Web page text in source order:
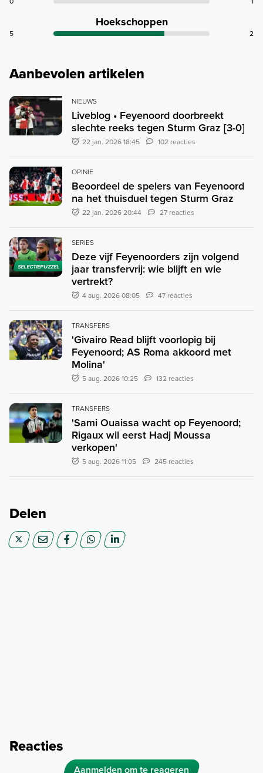
Hoekschoppen
5 2
Aanbevolen artikelen
NIEUWS
Liveblog • Feyenoord doorbreekt
slechte reeks tegen Sturm Graz [3-0]
22 jan. 2026 18:45 102 reacties
OPINIE
Beoordeel de spelers van Feyenoord
na het thuisduel tegen Sturm Graz
22 jan. 2026 20:44 27 reacties
SELECTIEPUZZEL
SERIES
Deze vijf Feyenoorders zijn volgend
jaar transfervrij: wie blijft en wie
vertrekt?
4 aug. 2026 08:05 47 reacties
TRANSFERS
'Givairo Read blijft voorlopig bij
Feyenoord; AS Roma akkoord met
Molina'
5 aug. 2026 10:25 132 reacties
TRANSFERS
'Sami Ouaissa wacht op Feyenoord;
Rigaux wil eerst Hadj Moussa
verkopen'
5 aug. 2026 11:05 245 reacties
Delen
Reacties
Aanmelden om te reageren